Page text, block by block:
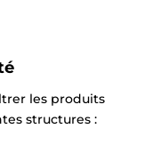
les produits
structures :